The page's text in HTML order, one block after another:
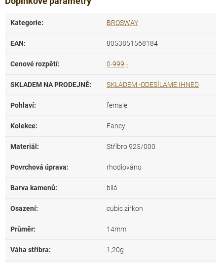
Kategorie: BROSWAY
EAN: 8053851568184
Cenové rozpětí: 0-999,-
SKLADEM NA PRODEJNĚ: SKLADEM -ODESÍLÁME IHNED
Pohlaví: female
Kolekce: Fancy
Materiál : Stříbro 925/000
Povrchová úprava: rhodiováno
Barva kamenů: bílá
Osazení: cubic zirkon
Průměr: 14mm
Váha stříbra: 1,20g